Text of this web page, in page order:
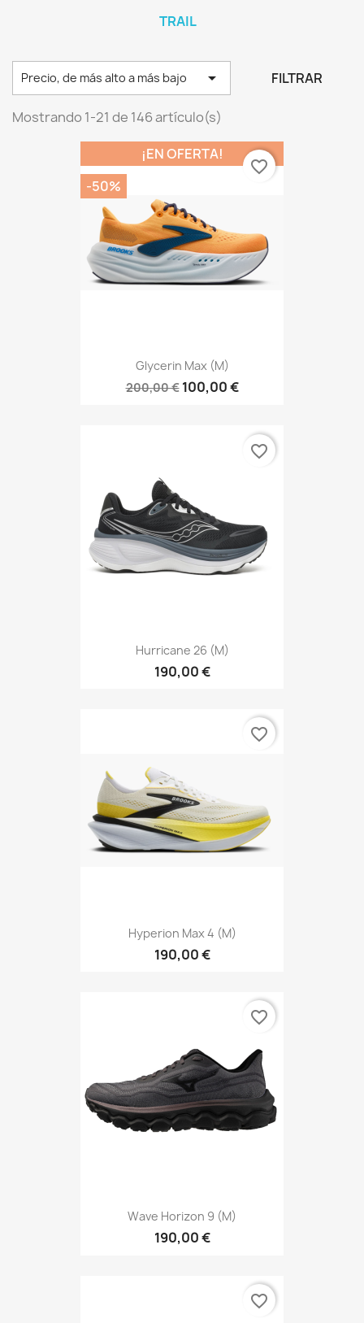
TRAIL
Precio, de más alto a más bajo  FILTRAR
Mostrando 1-21 de 146 artículo(s)
Glycerin Max (M)
200,00 € 100,00 €
¡EN OFERTA!
-50%
favorite_border
Hurricane 26 (M)
190,00 €
favorite_border
Hyperion Max 4 (M)
190,00 €
favorite_border
Wave Horizon 9 (M)
190,00 €
favorite_border
favorite_border